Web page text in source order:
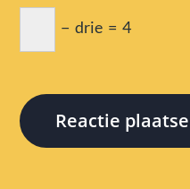
− drie = 4